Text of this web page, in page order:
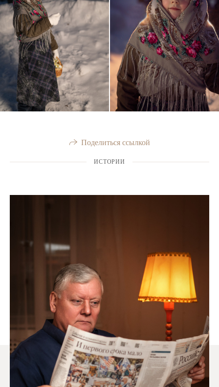
Поделиться ссылкой
ИСТОРИИ